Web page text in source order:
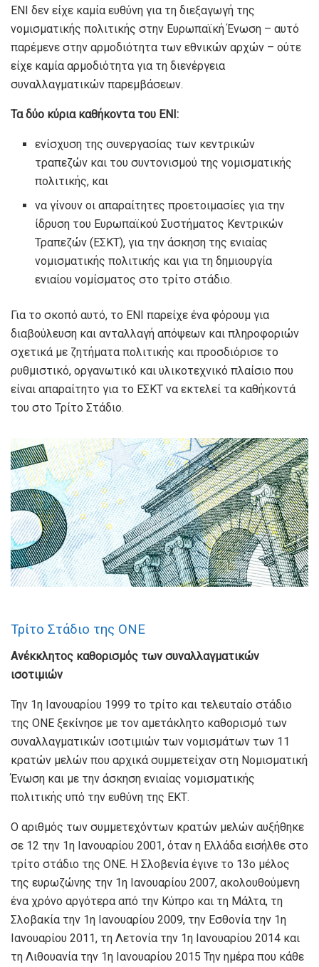
ΕΝΙ δεν είχε καμία ευθύνη για τη διεξαγωγή της
νομισματικής πολιτικής στην Ευρωπαϊκή Ένωση – αυτό
παρέμενε στην αρμοδιότητα των εθνικών αρχών – ούτε
είχε καμία αρμοδιότητα για τη διενέργεια
συναλλαγματικών παρεμβάσεων.
Τα δύο κύρια καθήκοντα του ΕΝΙ:
ενίσχυση της συνεργασίας των κεντρικών
τραπεζών και του συντονισμού της νομισματικής
πολιτικής, και
να γίνουν οι απαραίτητες προετοιμασίες για την
ίδρυση του Ευρωπαϊκού Συστήματος Κεντρικών
Τραπεζών (ΕΣΚΤ), για την άσκηση της ενιαίας
νομισματικής πολιτικής και για τη δημιουργία
ενιαίου νομίσματος στο τρίτο στάδιο.
Για το σκοπό αυτό, το ΕΝΙ παρείχε ένα φόρουμ για
διαβούλευση και ανταλλαγή απόψεων και πληροφοριών
σχετικά με ζητήματα πολιτικής και προσδιόρισε το
ρυθμιστικό, οργανωτικό και υλικοτεχνικό πλαίσιο που
είναι απαραίτητο για το ΕΣΚΤ να εκτελεί τα καθήκοντά
του στο Τρίτο Στάδιο.
Τρίτο Στάδιο της ΟΝΕ
Ανέκκλητος καθορισμός των συναλλαγματικών
ισοτιμιών
Την 1η Ιανουαρίου 1999 το τρίτο και τελευταίο στάδιο
της ΟΝΕ ξεκίνησε με τον αμετάκλητο καθορισμό των
συναλλαγματικών ισοτιμιών των νομισμάτων των 11
κρατών μελών που αρχικά συμμετείχαν στη Νομισματική
Ένωση και με την άσκηση ενιαίας νομισματικής
πολιτικής υπό την ευθύνη της ΕΚΤ.
Ο αριθμός των συμμετεχόντων κρατών μελών αυξήθηκε
σε 12 την 1η Ιανουαρίου 2001, όταν η Ελλάδα εισήλθε στο
τρίτο στάδιο της ΟΝΕ. Η Σλοβενία ​​έγινε το 13ο μέλος
της ευρωζώνης την 1η Ιανουαρίου 2007, ακολουθούμενη
ένα χρόνο αργότερα από την Κύπρο και τη Μάλτα, τη
Σλοβακία την 1η Ιανουαρίου 2009, την Εσθονία την 1η
Ιανουαρίου 2011, τη Λετονία την 1η Ιανουαρίου 2014 και
τη Λιθουανία την 1η Ιανουαρίου 2015 Την ημέρα που κάθε